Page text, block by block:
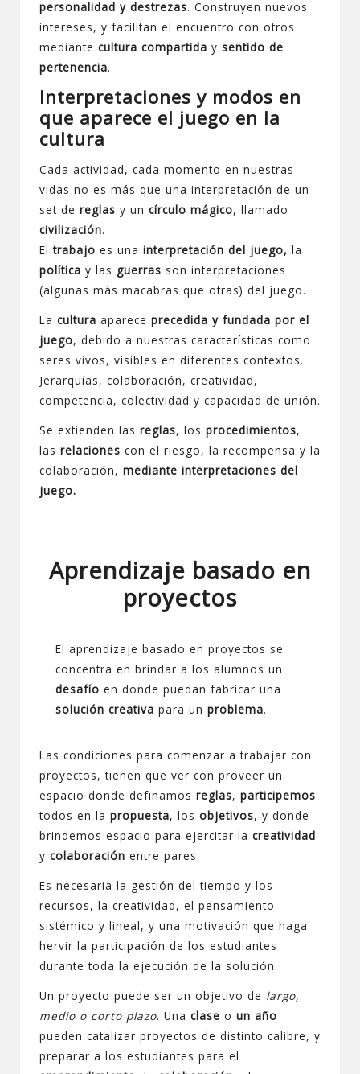
personalidad y destrezas. Construyen nuevos
intereses, y facilitan el encuentro con otros
mediante cultura compartida y sentido de
pertenencia.
Interpretaciones y modos en
que aparece el juego en la
cultura
Cada actividad, cada momento en nuestras
vidas no es más que una interpretación de un
set de reglas y un círculo mágico, llamado
civilización.
Eltrabajo es una interpretación del juego, la
política y las guerras son interpretaciones
(algunas más macabras que otras) del juego.
La cultura aparece precedida y fundada por el
juego, debido a nuestras características como
seres vivos, visibles en diferentes contextos.
Jerarquías, colaboración, creatividad,
competencia, colectividad y capacidad de unión.
Se extienden las reglas, los procedimientos,
las relaciones con el riesgo, la recompensa y la
colaboración, mediante interpretaciones del
juego.
Aprendizaje basado en
proyectos
El aprendizaje basado en proyectos se
concentra en brindar a los alumnos un
desafío en donde puedan fabricar una
solución creativa para un problema.
Las condiciones para comenzar a trabajar con
proyectos, tienen que ver con proveer un
espacio donde definamos reglas, participemos
todos en la propuesta, los objetivos, y donde
brindemos espacio para ejercitar la creatividad
y colaboración entre pares.
Es necesaria la gestión del tiempo y los
recursos, la creatividad, el pensamiento
sistémico y lineal, y una motivación que haga
hervir la participación de los estudiantes
durante toda la ejecución de la solución.
Un proyecto puede ser un objetivo de largo,
medio o corto plazo. Una clase o un año
pueden catalizar proyectos de distinto calibre, y
preparar a los estudiantes para el